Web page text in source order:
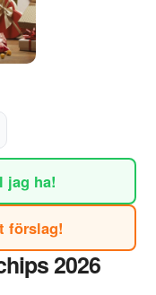
jag ha!
förslag!
2026